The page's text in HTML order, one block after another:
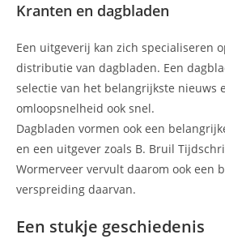
Kranten en dagbladen
Een uitgeverij kan zich specialiseren
distributie van dagbladen. Een
selectie van het belangrijkste nieuws
omloopsnelheid ook snel.
Dagbladen vormen ook een
en een uitgever zoals B. Bruil
Wormerveer vervult daarom ook een
verspreiding daarvan.
Een stukje geschiedenis